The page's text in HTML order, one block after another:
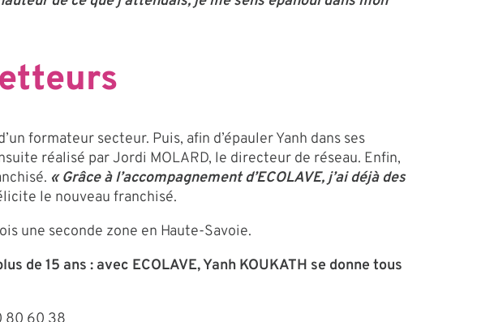
formateur secteur. Puis, afin d’épauler Yanh dans ses
réalisé par Jordi MOLARD, le directeur de réseau. Enfin,
« Grâce à l’accompagnement d’ECOLAVE, j’ai déjà des
le nouveau franchisé.
une seconde zone en Haute-Savoie.
de 15 ans : avec ECOLAVE, Yanh KOUKATH se donne tous